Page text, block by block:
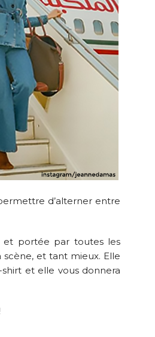
d’alterner entre
et portée par toutes les
et tant mieux. Elle
et elle vous donnera